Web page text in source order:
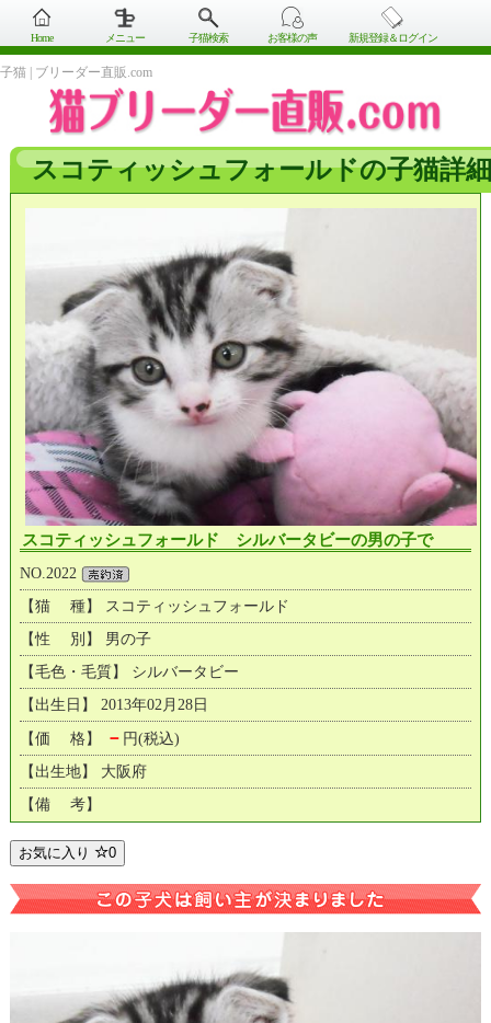
Home メニュー 子猫検索 お客様の声 新規登録＆ログイン
子猫 | ブリーダー直販.com
スコティッシュフォールドの子猫詳細
スコティッシュフォールド シルバータビーの男の子で
NO.2022
【猫 種】 スコティッシュフォールド
【性 別】 男の子
【毛色・毛質】 シルバータビー
【出生日】 2013年02月28日
【価 格】 － 円(税込)
【出生地】 大阪府
【備 考】
お気に入り 0